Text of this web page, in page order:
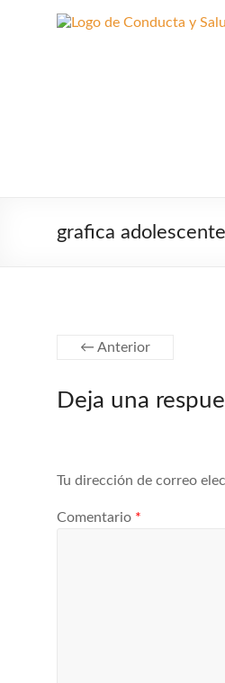
grafica
← Anterior
Deja una
Tu dirección de correo
Comentario *